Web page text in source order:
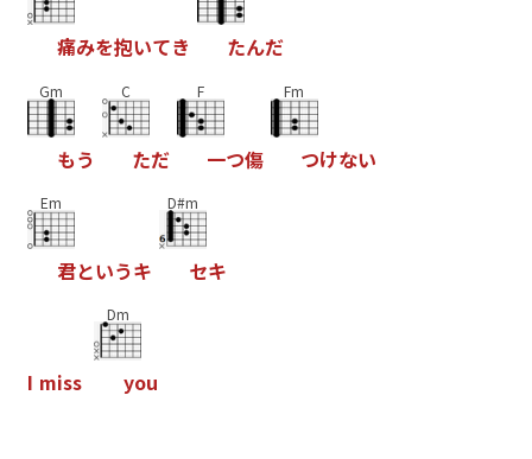
痛みを抱いてき たんだ
Gm
もう
C
ただ
F
一つ傷
Fm
つけない
Em
君というキ
D#m
セキ
I miss
Dm
you